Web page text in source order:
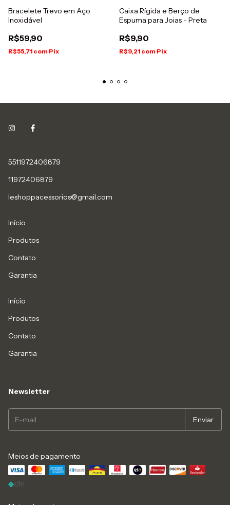
Bracelete Trevo em Aço
Inoxidável
R$59,90
R$55,71 com Pix
Caixa Rígida e Berço de
Espuma para Joias - Preta
R$9,90
R$9,21 com Pix
5511972406879
11972406879
leshoppacessorios@gmail.com
Início
Produtos
Contato
Garantia
Início
Produtos
Contato
Garantia
Newsletter
Meios de pagamento